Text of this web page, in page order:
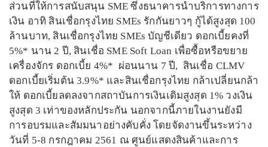
ส่วนที่ให้การสนับสนุน SME ซึ่งธนาคารนำบริการทางการ
เงิน อาทิ สินเชื่อกรุงไทย SMEs รักกันยาวๆ กู้ได้สูงสุด 100
ล้านบาท, สินเชื่อกรุงไทย SMEs บัญชีเดียว ดอกเบี้ยคงที่
5%* นาน 2 ปี, สินเชื่อ SME Soft Loan เพื่อซื้อหรือขยาย
เครื่องจักร ดอกเบี้ย 4%* ผ่อนนาน 7 ปี, สินเชื่อ CLMV
ดอกเบี้ยเริ่มต้น 3.9%* และสินเชื่อกรุงไทย กล้าเปลี่ยนกล้า
ให้ ดอกเบี้ยลดลงจากสถาบันการเงินเดิมสูงสุด 1% วงเงิน
สูงสุด 3 เท่าของหลักประกัน นอกจากนี้ภายในงานยังมี
การอบรมและสัมมนาอย่างคับคั่ง โดยจัดงานขึ้นระหว่าง
วันที่ 5-8 กรกฎาคม 2561 ณ ศูนย์แสดงสินค้าและการ